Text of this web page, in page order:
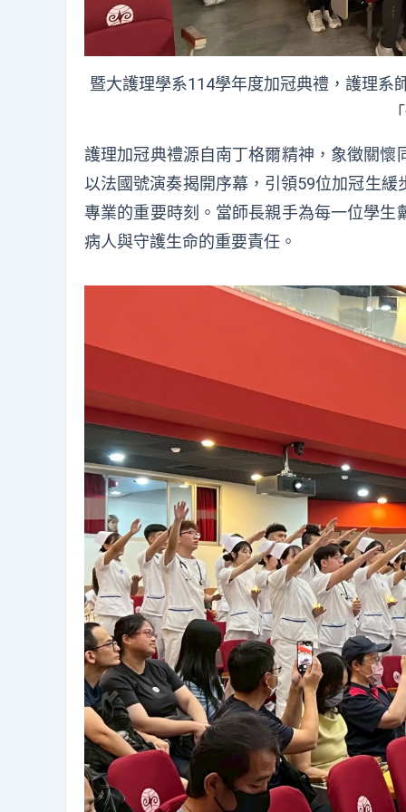
暨大護理學系114學年度加冠典禮，護理系
護理加冠典禮源自南丁格爾精神，象徵關懷
以法國號演奏揭開序幕， 引領59位加冠生緩
專業的重要時刻。 當師長親手為每一位學生
病人與守護生命的重要責任。